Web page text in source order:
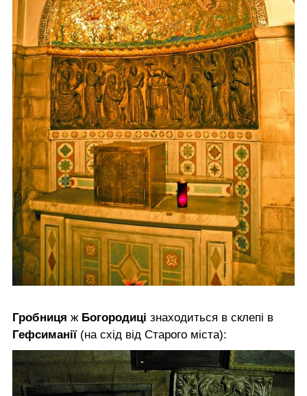
Гробниця ж Богородиці знаходиться в склепі в
Гефсиманії (на схід від Старого міста):